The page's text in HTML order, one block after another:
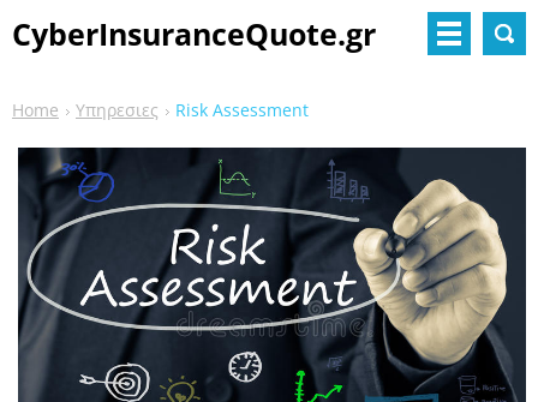
CyberInsuranceQuote.gr
Home Υπηρεσιες Risk Assessment